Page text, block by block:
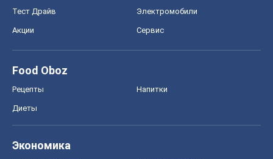
Тест Драйв Электромобили
Акции Сервис
Food Oboz
Рецепты Напитки
Диеты
Экономика